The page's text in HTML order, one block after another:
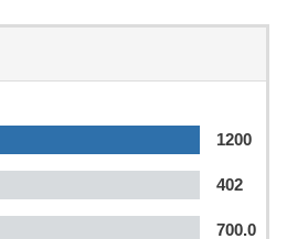
1200
402
700.0